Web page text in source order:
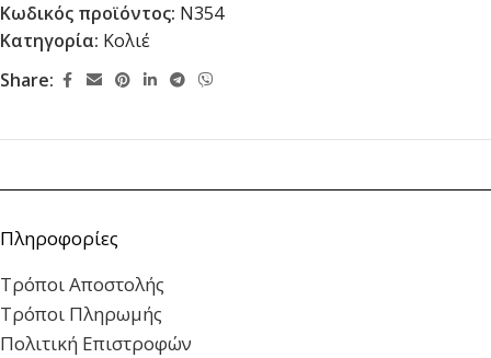
Κωδικός προϊόντος: N354
Κατηγορία: Κολιέ
Share:
Πληροφορίες
Τρόποι Αποστολής
Τρόποι Πληρωμής
Πολιτική Επιστροφών